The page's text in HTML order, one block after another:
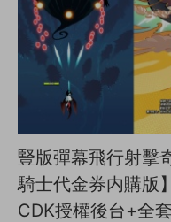
豎版彈幕飛行射擊
騎士代金券内購版
CDK授權後台+全